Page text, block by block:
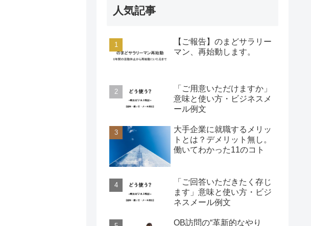
人気記事
【ご報告】のまどサラリー
マン、再始動します。
「ご用意いただけますか」
意味と使い方・ビジネスメ
ール例文
大手企業に就職するメリッ
トとは？デメリット無し。
働いてわかった11のコト
「ご回答いただきたく存じ
ます」意味と使い方・ビジ
ネスメール例文
OB訪問の“革新的なやり